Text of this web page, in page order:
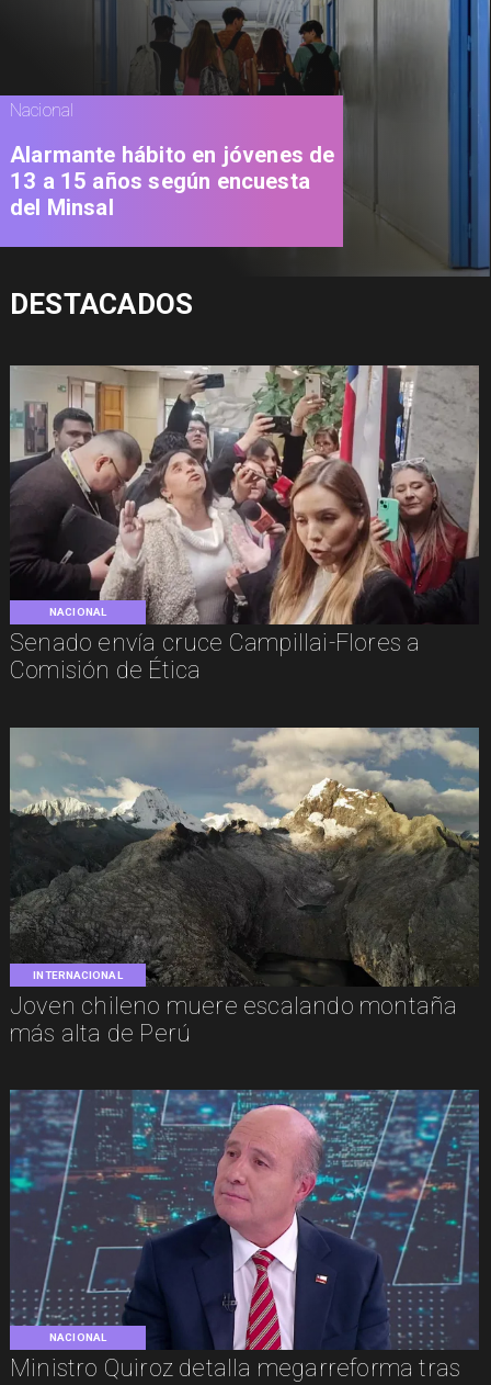
NACIONAL
Senado envía cruce Campillai-Flores a
Comisión de Ética
INTERNACIONAL
Joven chileno muere escalando montaña
más alta de Perú
NACIONAL
Ministro Quiroz detalla megarreforma tras
Nacional
Alarmante hábito en jóvenes de
13 a 15 años según encuesta
del Minsal
DESTACADOS